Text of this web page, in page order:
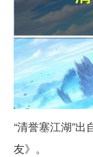
“清誉塞江湖”
友》。